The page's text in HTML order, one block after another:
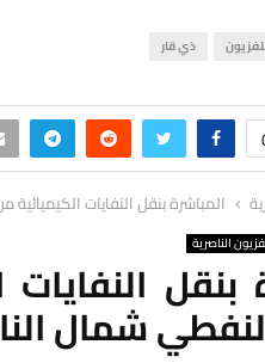
ذي قار
المباشرة بنقل النفايات
الناصرية
بنقل
شمال